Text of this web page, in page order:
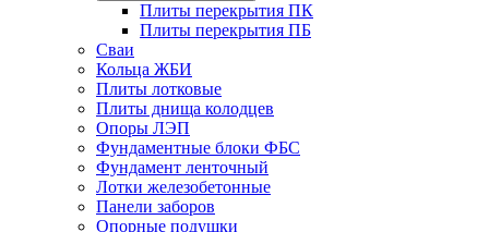
Плиты перекрытия ПК
Плиты перекрытия ПБ
Сваи
Кольца ЖБИ
Плиты лотковые
Плиты днища колодцев
Опоры ЛЭП
Фундаментные блоки ФБС
Фундамент ленточный
Лотки железобетонные
Панели заборов
Опорные подушки